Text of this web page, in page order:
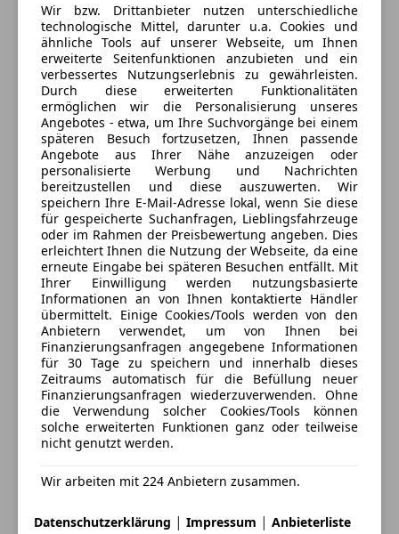
VERKAUF
Geöffnet
Schließt um 18:00
Schubertgasse 1
8200 Gleisdorf, AT
Kontakt
Manuel Seidl
Anbieter kontaktieren
Deine Nachricht
Schritt
Wir bzw. Drittanbieter nutzen unterschiedliche
technologische Mittel, darunter u.a. Cookies und
ähnliche Tools auf unserer Webseite, um Ihnen
erweiterte Seitenfunktionen anzubieten und ein
verbessertes Nutzungserlebnis zu gewährleisten.
Durch diese erweiterten Funktionalitäten
ermöglichen wir die Personalisierung unseres
Angebotes - etwa, um Ihre Suchvorgänge bei einem
späteren Besuch fortzusetzen, Ihnen passende
Angebote aus Ihrer Nähe anzuzeigen oder
personalisierte Werbung und Nachrichten
bereitzustellen und diese auszuwerten. Wir
speichern Ihre E-Mail-Adresse lokal, wenn Sie diese
für gespeicherte Suchanfragen, Lieblingsfahrzeuge
oder im Rahmen der Preisbewertung angeben. Dies
erleichtert Ihnen die Nutzung der Webseite, da eine
erneute Eingabe bei späteren Besuchen entfällt. Mit
Ihrer Einwilligung werden nutzungsbasierte
Informationen an von Ihnen kontaktierte Händler
übermittelt. Einige Cookies/Tools werden von den
Anbietern verwendet, um von Ihnen bei
Finanzierungsanfragen angegebene Informationen
für 30 Tage zu speichern und innerhalb dieses
Zeitraums automatisch für die Befüllung neuer
Finanzierungsanfragen wiederzuverwenden. Ohne
die Verwendung solcher Cookies/Tools können
solche erweiterten Funktionen ganz oder teilweise
nicht genutzt werden.
Wir arbeiten mit 224 Anbietern zusammen.
Datenschutzerklärung | Impressum | Anbieterliste